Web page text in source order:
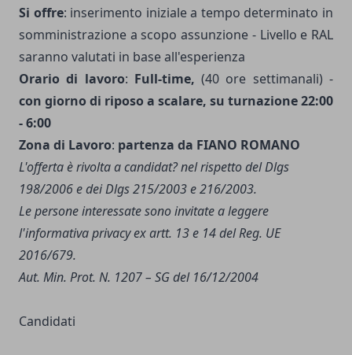
Si offre: inserimento iniziale a tempo determinato in
somministrazione a scopo assunzione - Livello e RAL
saranno valutati in base all'esperienza
Orario di lavoro: Full-time, (40 ore settimanali) -
con giorno di riposo a scalare, su turnazione 22:00
- 6:00
Zona di Lavoro: partenza da FIANO ROMANO
L'offerta è rivolta a candidat? nel rispetto del Dlgs
198/2006 e dei Dlgs 215/2003 e 216/2003.
Le persone interessate sono invitate a leggere
l'informativa privacyex artt. 13 e 14 del Reg. UE
2016/679.
Aut. Min. Prot. N. 1207 – SG del 16/12/2004
Candidati